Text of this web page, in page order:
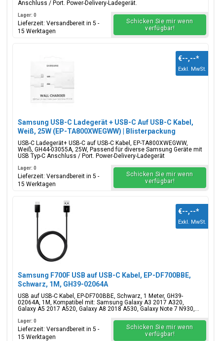
Anschluss / Port. Power-Delivery-Ladegerät.
Lager: 0
Lieferzeit: Versandbereit in 5 -
15 Werktagen
Schicken Sie mir wenn
verfügbar!
Samsung USB-C Ladegerät + USB-C Auf USB-C Kabel,
Weiß, 25W (EP-TA800XWEGWW) | Blisterpackung
USB-C Ladegerät+ USB-C auf USB-C Kabel, EP-TA800XWEGWW,
Weiß, GH44-03055A, 25W, Passend für diverse Samsung Geräte mit
USB Typ-C Anschluss / Port. Power-Delivery-Ladegerät
€--,--*
Exkl. MwSt.
Lager: 0
Lieferzeit: Versandbereit in 5 -
15 Werktagen
Schicken Sie mir wenn
verfügbar!
Samsung F700F USB auf USB-C Kabel, EP-DF700BBE,
Schwarz, 1M, GH39-02064A
USB auf USB-C Kabel, EP-DF700BBE, Schwarz, 1 Meter, GH39-
02064A, 1M, Kompatibel mit: Samsung Galaxy A3 2017 A320,
Galaxy A5 2017 A520, Galaxy A8 2018 A530, Galaxy Note 7 N930,...
€--,--*
Exkl. MwSt.
Lager: 0
Lieferzeit: Versandbereit in 5 -
15 Werktagen
Schicken Sie mir wenn
verfügbar!